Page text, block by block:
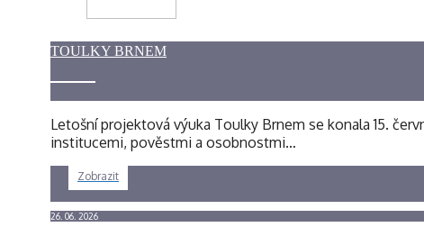
TOULKY BRNEM
Letošní projektová výuka Toulky Brnem se konala 15.
institucemi, pověstmi a osobnostmi…
Zobrazit
26. 06. 2026